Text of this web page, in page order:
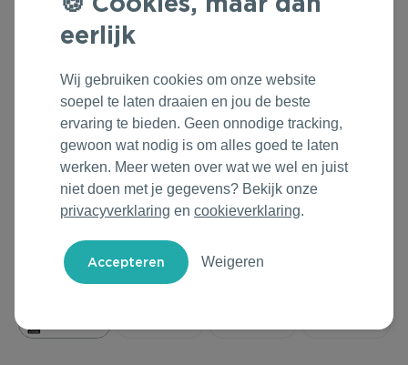
Outdoor & Vrije tijd
Home & Living
Duurzame Bestsellers
Daarom Duurzaam
Groene Lente Dagen
Vakantie & Zomer
Back to Routine
Herfstmomenten
Sinterklaas
Warme Winter
Kerst & Eindejaar
Samsonite
Stanley/Stella
Tony's Chocolonely
eerlijk
Wij gebruiken cookies om onze website
soepel te laten draaien en jou de beste
ervaring te bieden. Geen onnodige tracking,
gewoon wat nodig is om alles goed te laten
werken. Meer weten over wat we wel en juist
niet doen met je gegevens? Bekijk onze
privacyverklaring en cookieverklaring.
Weigeren